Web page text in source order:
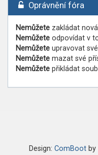
Oprávnění fóra
Nemůžete zakládat
Nemůžete odpovídat v
Nemůžete upravovat
Nemůžete mazat své
Nemůžete přikládat
Design: ComBootby